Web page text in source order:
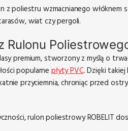
poliestru wzmacnianego
wiat czy pergoli.
Rulonu
premium, stworzony z myślą o
popularne płyty PVC. Dzięki
przyciemnia, chroniąc przed
rulon poliestrowy ROBELIT